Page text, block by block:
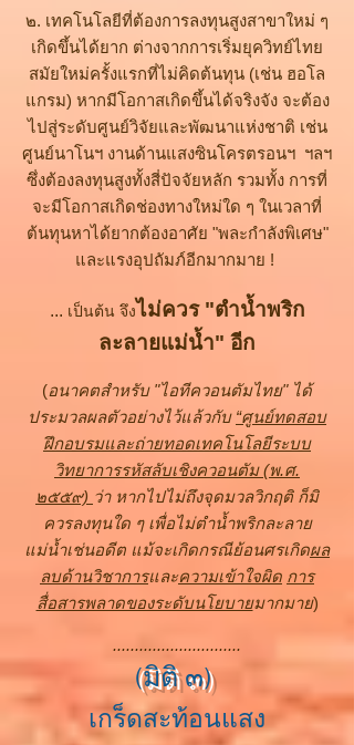
๒. เทคโนโลยีที่ต้องการลงทุนสูงสาขาใหม่ ๆ
เกิดขึ้นได้ยาก ต่างจากการเริ่มยุควิทย์ไทย
สมัยใหม่ครั้งแรกที่ไม่คิดต้นทุน (เช่น ฮอโล
แกรม) ​หากมีโอกาสเกิดขึ้นได้จริงจัง จะต้อง
ไปสู่ระดับศูนย์วิจัยและพัฒนาแห่งชาติ เช่น
ศูนย์นาโนฯ งานด้านแสงซินโครตรอนฯ ฯลฯ
ซึ่งต้องลงทุนสูงทั้งสี่ปัจจัยหลัก รวมทั้ง การที่
จะมีโอกาสเกิดช่องทางใหม่ใด ๆ ในเวลาที่
ต้นทุนหาได้ยากต้องอาศัย "พละกำลังพิเศษ"
และแรงอุปถัมภ์อีกมากมาย !
... เป็นต้น จึงไม่ควร "ตำน้ำพริก
ละลายแม่น้ำ" อีก
(อนาคตสำหรับ "ไอทีควอนตัมไทย" ได้
ประมวลผลตัวอย่างไว้แล้วกับ “ศูนย์ทดสอบ
ฝึกอบรมและถ่ายทอดเทคโนโลยีระบบ
วิทยาการรหัสลับเชิงควอนตัม (พ.ศ.
๒๕๕๙) ว่า หากไปไม่ถึงจุดมวลวิกฤติ ก็มิ
ควรลงทุนใด ๆ เพื่อไม่ตำน้ำพริกละลาย
แม่น้ำเช่นอดีต แม้จะเกิดกรณีย้อนศรเกิดผล
ลบด้านวิชาการและความเข้าใจผิด การ
สื่อสารพลาดของระดับนโยบายมากมาย)
.............................
(มิติ ๓)
เกร็ดสะท้อนแสง